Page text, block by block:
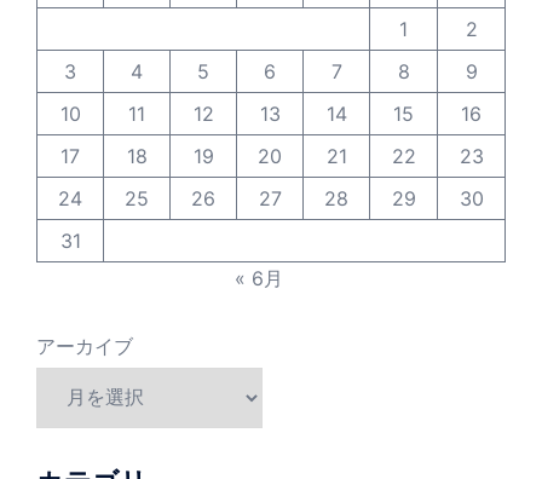
1
2
3
4 5 6 7 8
9
10
11 12 13 14 15
16
17
18 19 20 21 22
23
24
25 26 27 28 29
30
31
« 6月
アーカイブ